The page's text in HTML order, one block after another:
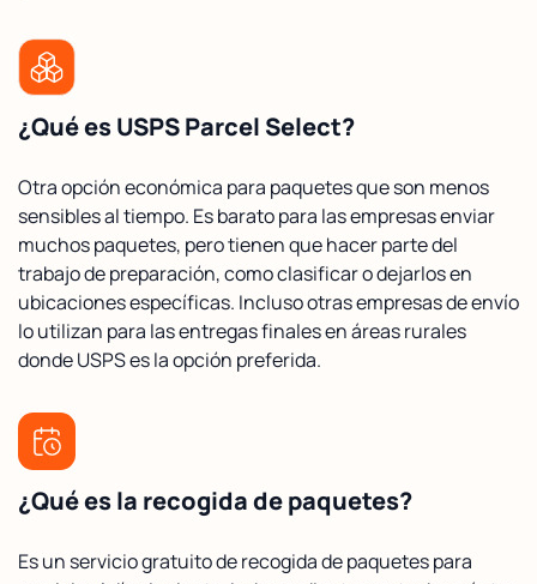
¿Qué es USPS Parcel Select?
Otra opción económica para paquetes que son menos
sensibles al tiempo. Es barato para las empresas enviar
muchos paquetes, pero tienen que hacer parte del
trabajo de preparación, como clasificar o dejarlos en
ubicaciones específicas. Incluso otras empresas de envío
lo utilizan para las entregas finales en áreas rurales
donde USPS es la opción preferida.
¿Qué es la recogida de paquetes?
Es un servicio gratuito de recogida de paquetes para